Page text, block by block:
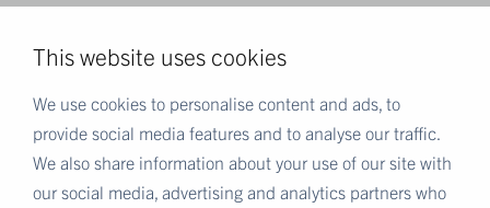
This website uses cookies
We use cookies to personalise content and ads, to
provide social media features and to analyse our traffic.
We also share information about your use of our site with
our social media, advertising and analytics partners who
Eurofins Scientific
Eurofins i Norge
Eurofins Scientific public group directory